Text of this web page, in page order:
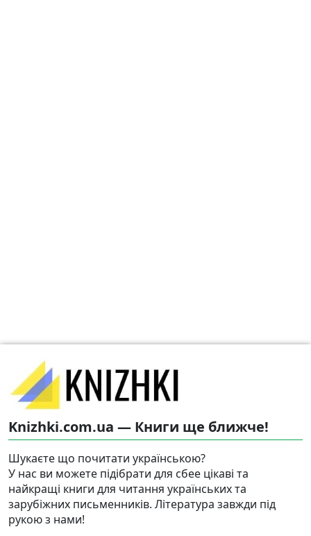
Knizhki.com.ua — Книги ще ближче!
Шукаєте що почитати українською?
У нас ви можете підібрати для сбее цікаві та
найкращі книги для читання українських та
зарубіжних письменників. Література завжди під
рукою з нами!